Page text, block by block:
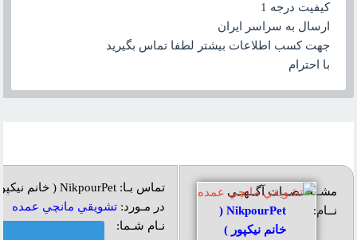
کيفيت درجه 1
ارسال به سراسر ايران
جهت کسب اطلاعات بيشتر لطفا تماس بگيريد
با احترام
مشــخــصــات آگــهــی
نــام:
NikpourPet (
خانم نیکپور )
تماس بـا: NikpourPet ( خانم نیکپور )
در مـورد:تشويقي مانچي عمده
نـام شـما: